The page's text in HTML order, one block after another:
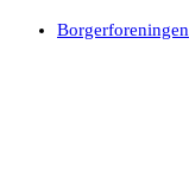
Borgerforeningen